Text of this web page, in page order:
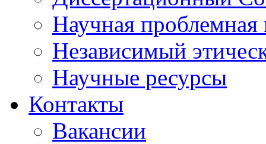
Научная проблемная
Независимый
Научные ресурсы
Контакты
Вакансии